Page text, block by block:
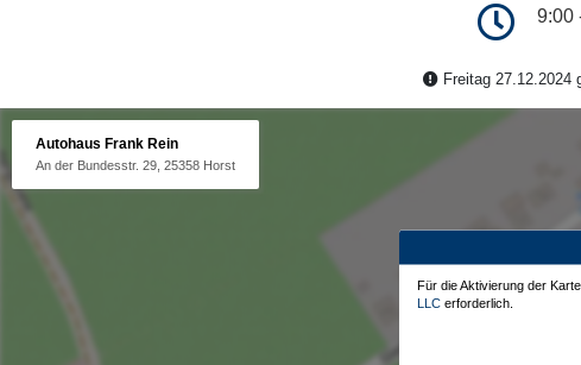
9:00
Freitag 27.12.2024
Autohaus Frank Rein
An der Bundesstr. 29, 25358 Horst
Für die Aktivierung der
LLC erforderlich.